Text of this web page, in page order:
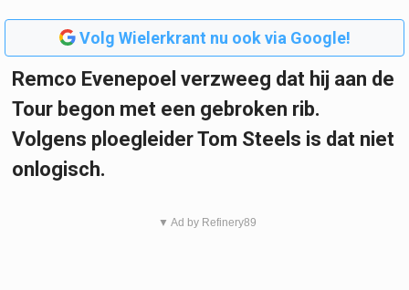
Volg Wielerkrant nu ook via Google!
Remco Evenepoel verzweeg dat hij aan de
Tour begon met een gebroken rib.
Volgens ploegleider Tom Steels is dat niet
onlogisch.
▼ Ad by Refinery89